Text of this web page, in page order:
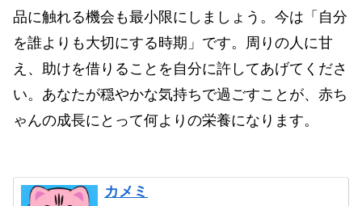
品に触れる機会も最小限にしましょう。今は「自分
を誰よりも大切にする時期」です。周りの人に甘
え、助けを借りることを自分に許してあげてくださ
い。あなたが穏やかな気持ちで過ごすことが、赤ち
ゃんの成長にとって何よりの栄養になります。
カメミ